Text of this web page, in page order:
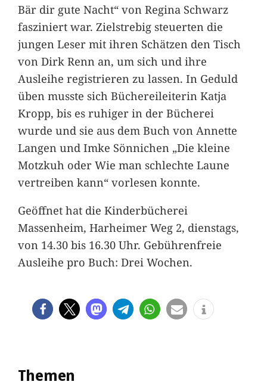
Bär dir gute Nacht“ von Regina Schwarz
fasziniert war. Zielstrebig steuerten die
jungen Leser mit ihren Schätzen den Tisch
von Dirk Renn an, um sich und ihre
Ausleihe registrieren zu lassen. In Geduld
üben musste sich Büchereileiterin Katja
Kropp, bis es ruhiger in der Bücherei
wurde und sie aus dem Buch von Annette
Langen und Imke Sönnichen „Die kleine
Motzkuh oder Wie man schlechte Laune
vertreiben kann“ vorlesen konnte.
Geöffnet hat die Kinderbücherei
Massenheim, Harheimer Weg 2, dienstags,
von 14.30 bis 16.30 Uhr. Gebührenfreie
Ausleihe pro Buch: Drei Wochen.
Themen